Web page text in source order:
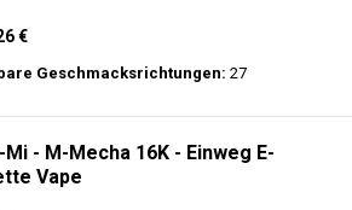
€
Geschmacksrichtungen: 27
- M-Mecha 16K - Einweg E-
Vape